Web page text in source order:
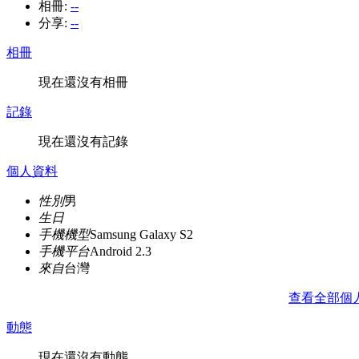
相冊: --
分享: --
相冊
現在還沒有相冊
記錄
現在還沒有記錄
個人資料
性別男
生日
手機機型Samsung Galaxy S2
手機平台Android 2.3
來自台灣
查看全部個
動態